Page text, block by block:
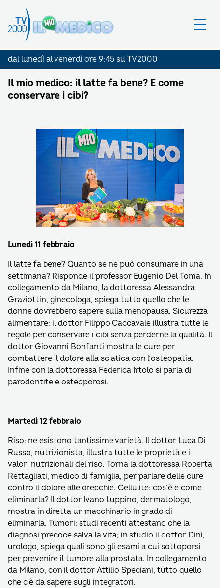
dal lunedì al venerdì ore 9:45 su TV2000
Il mio medico: il latte fa bene? E come
conservare i cibi?
Lunedì 11 febbraio
Il latte fa bene? Quanto se ne può consumare in una
settimana? Risponde il professor Eugenio Del Toma. In
collegamento da Milano, la dottoressa Alessandra
Graziottin, ginecologa, spiega tutto quello che le
donne dovrebbero sapere sulla menopausa. Sicurezza
alimentare: il dottor Filippo Caccavale illustra tutte le
regole per conservare i cibi senza perderne la qualità. Il
dottor Giovanni Bonfanti mostra le cure per
combattere il dolore alla sciatica con l’osteopatia.
Infine con la dottoressa Federica Irtolo si parla di
parodontite e osteoporosi.
Martedì 12 febbraio
Riso: ne esistono tantissime varietà. Il dottor Luca Di
Russo, nutrizionista, illustra tutte le proprietà e i
valori nutrizionali del riso. Torna la dottoressa Roberta
Rettagliati, medico di famiglia, per parlare delle cure
contro il dolore alle orecchie. Cellulite: cos’è e come
eliminarla? Il dottor Ivano Luppino, dermatologo,
mostra in diretta un macchinario in grado di
eliminarla. Tumori: studi recenti attestano che la
diagnosi precoce salva la vita; in studio il dottor Dini,
urologo, spiega quali sono gli esami a cui sottoporsi
per prevenire il tumore alla prostata. In collegamento
da Milano, con il dottor Attilio Speciani, tutto quello
che c’è da sapere sugli integratori.